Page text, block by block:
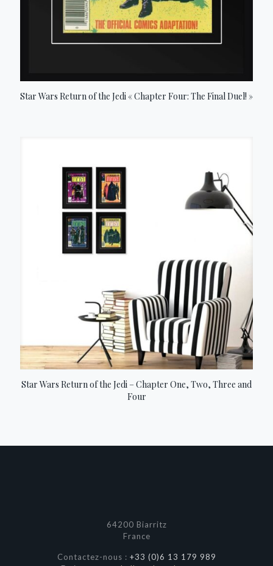
Star Wars Return of the Jedi « Chapter Four: The Final Duel! »
Star Wars Return of the Jedi – Chapter One, Two, Three and
Four
64200 Biarritz
France
Contactez-nous : +33 (0)6 13 179 989